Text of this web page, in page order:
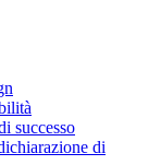
successo
di